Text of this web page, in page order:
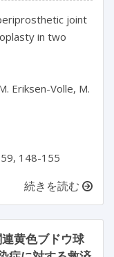
joint
in two
Eriksen-Volle, M.
続きを読む
黄色ブドウ球